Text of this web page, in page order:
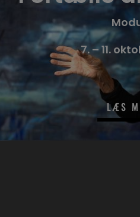
7. – 11.
LÆS